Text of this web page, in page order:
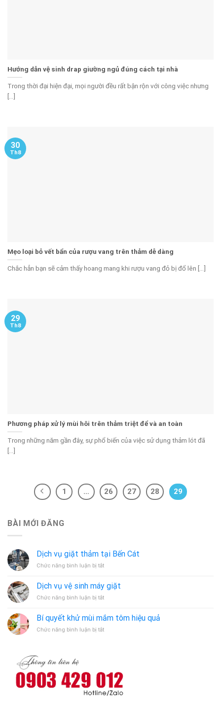
Hướng dẫn vệ sinh drap giường ngủ đúng cách tại nhà
Trong thời đại hiện đại, mọi người đều rất bận rộn với công việc nhưng
[...]
Mẹo loại bỏ vết bẩn của rượu vang trên thảm dễ dàng
Chắc hẳn bạn sẽ cảm thấy hoang mang khi rượu vang đỏ bị đổ lên [...]
30
Th8
Phương pháp xử lý mùi hôi trên thảm triệt để và an toàn
Trong những năm gần đây, sự phổ biến của việc sử dụng thảm lót đã
[...]
29
Th8
1 … 26 27 28 29
BÀI MỚI ĐĂNG
Dịch vụ giặt thảm tại Bến Cát
Chức năng bình luận bị tắtở
giặt
thảm
Bến
Dịch vụ vệ sinh máy giặt
Chức năng bình luận bị tắtở
vụ
vệ
sinh
Bí quyết khử mùi mắm tôm hiệu quả
Chức năng bình luận bị tắtở
mắm
tôm
hiệu
quả